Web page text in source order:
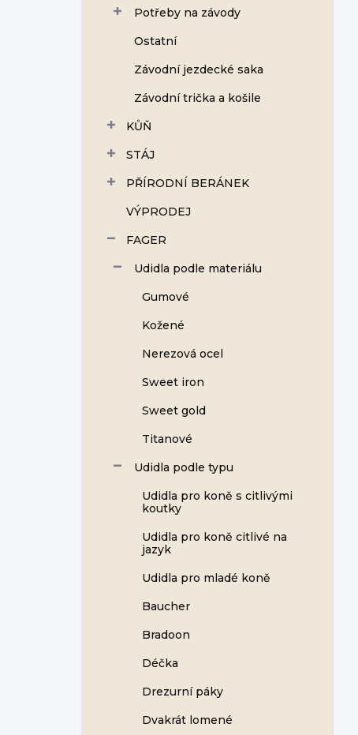
Potřeby na závody
Ostatní
Závodní jezdecké saka
Závodní trička a košile
KŮŇ
STÁJ
PŘÍRODNÍ BERÁNEK
VÝPRODEJ
FAGER
Udidla podle materiálu
Gumové
Kožené
Nerezová ocel
Sweet iron
Sweet gold
Titanové
Udidla podle typu
Udidla pro koně s citlivými
koutky
Udidla pro koně citlivé na
jazyk
Udidla pro mladé koně
Baucher
Bradoon
Déčka
Drezurní páky
Dvakrát lomené